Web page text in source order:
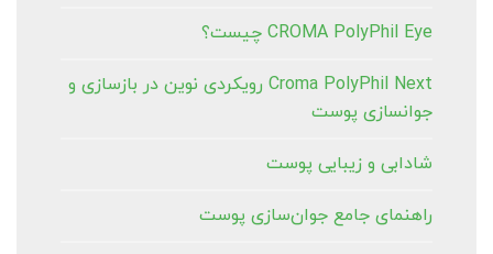
CROMA PolyPhil Eye چیست؟
Croma PolyPhil Next رویکردی نوین در بازسازی و
جوانسازی پوست
شادابی و زیبایی پوست
راهنمای جامع جوان‌سازی پوست